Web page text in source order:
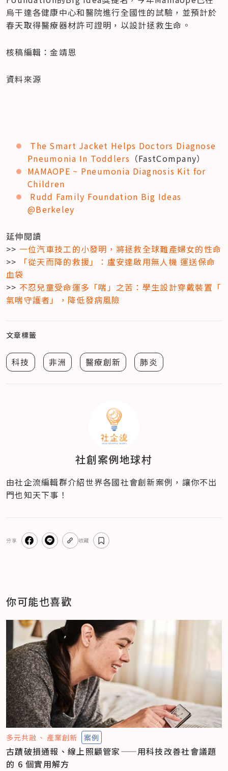
烏干達各健康中心和醫院進行全國性的試驗，並預計於
春天取得醫療器材許可證明，以設計拯救生命。
核稿編輯：金靖恩
資料來源
The Smart Jacket Helps Doctors Diagnose
Pneumonia In Toddlers （FastCompany）
MAMAOPE ~ Pneumonia Diagnosis Kit for
Children
​Rudd Family Foundation Big Ideas
@Berkeley
延伸閱讀
>> 一位汽車技工的小發明，將拯救全球難產婦女的性命
>>
「從天而降的救援」：盧安達啟用無人機 運送保命
血袋
>> 不忍兒童受命運多「喘」之苦：學生設計穿戴裝置「
氣喘守護者」，降低發病風險
文章標籤
科技 非洲 醫療創新 肺炎
社創案例地球村
由社企流編輯群介紹世界各國社會創新案例，讓你不出
門也知天下事！
分享 收藏
你可能也喜歡
多元共融 產業創新 案例
古蹟破損通報、線上照顧管家——用科技改善社會議題
的 6 個實用解方